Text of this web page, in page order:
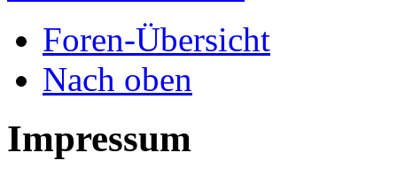
Foren-Übersicht
Nach oben
Impressum